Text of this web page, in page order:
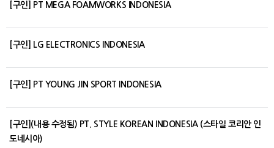
[구인] PT MEGA FOAMWORKS INDONESIA
[구인] LG ELECTRONICS INDONESIA
[구인] PT YOUNG JIN SPORT INDONESIA
[구인](내용 수정됨) PT. STYLE KOREAN INDONESIA (스타일 코리안 인
도네시아)